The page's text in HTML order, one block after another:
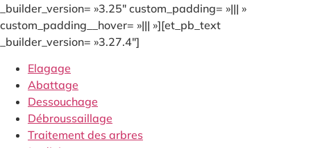
_builder_version= »3.25″ custom_padding= »||| »
custom_padding__hover= »||| »][et_pb_text
_builder_version= »3.27.4″]
Elagage
Abattage
Dessouchage
Débroussaillage
Traitement des arbres